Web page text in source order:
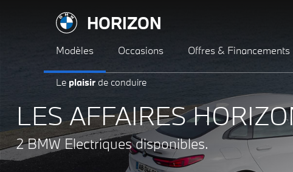
HORIZON
Modèles Occasions Offres & Financements
Le plaisir de conduire
LES AFFAIRES
2 BMW Electriques disponibles.